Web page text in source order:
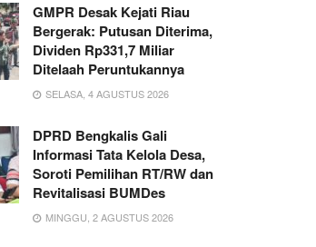
GMPR Desak Kejati Riau
Bergerak: Putusan Diterima,
Dividen Rp331,7 Miliar
Ditelaah Peruntukannya
SELASA, 4 AGUSTUS 2026
DPRD Bengkalis Gali
Informasi Tata Kelola Desa,
Soroti Pemilihan RT/RW dan
Revitalisasi BUMDes
MINGGU, 2 AGUSTUS 2026